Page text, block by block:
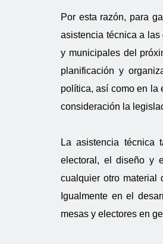
Por esta razón, para
asistencia técnica a
y municipales del
planificación y
política, así como en la
consideración la
La asistencia técnica
electoral, el diseño y
cualquier otro material
Igualmente en el
mesas y electores en